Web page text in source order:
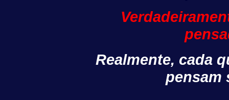
Realmente, cada
pensam